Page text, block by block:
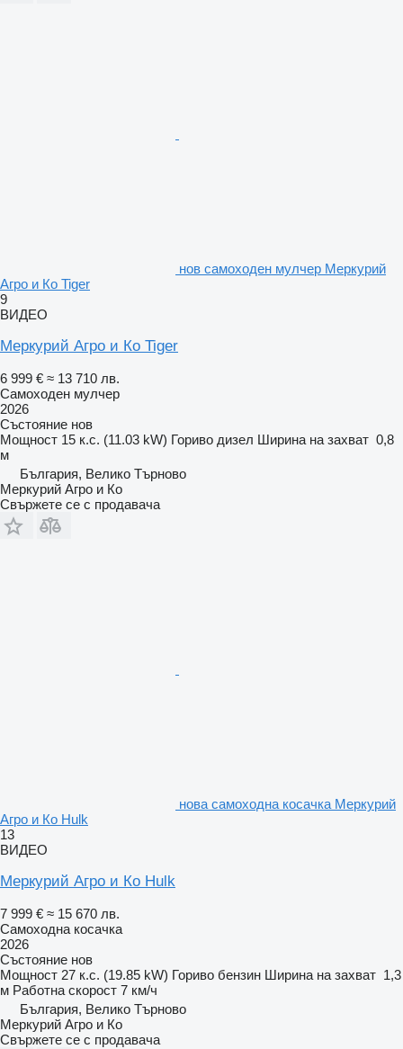
нов самоходен мулчер Меркурий
Агро и Ко Tiger
9
ВИДЕО
Меркурий Агро и Ко Tiger
6 999 € ≈ 13 710 лв.
Самоходен мулчер
2026
Състояние нов
Мощност 15 к.с. (11.03 kW) Гориво дизел Ширина на захват 0,8
м
България, Велико Търново
Меркурий Агро и Ко
Свържете се с продавача
нова самоходна косачка Меркурий
Агро и Ко Hulk
13
ВИДЕО
Меркурий Агро и Ко Hulk
7 999 € ≈ 15 670 лв.
Самоходна косачка
2026
Състояние нов
Мощност 27 к.с. (19.85 kW) Гориво бензин Ширина на захват 1,3
м Работна скорост 7 км/ч
България, Велико Търново
Меркурий Агро и Ко
Свържете се с продавача